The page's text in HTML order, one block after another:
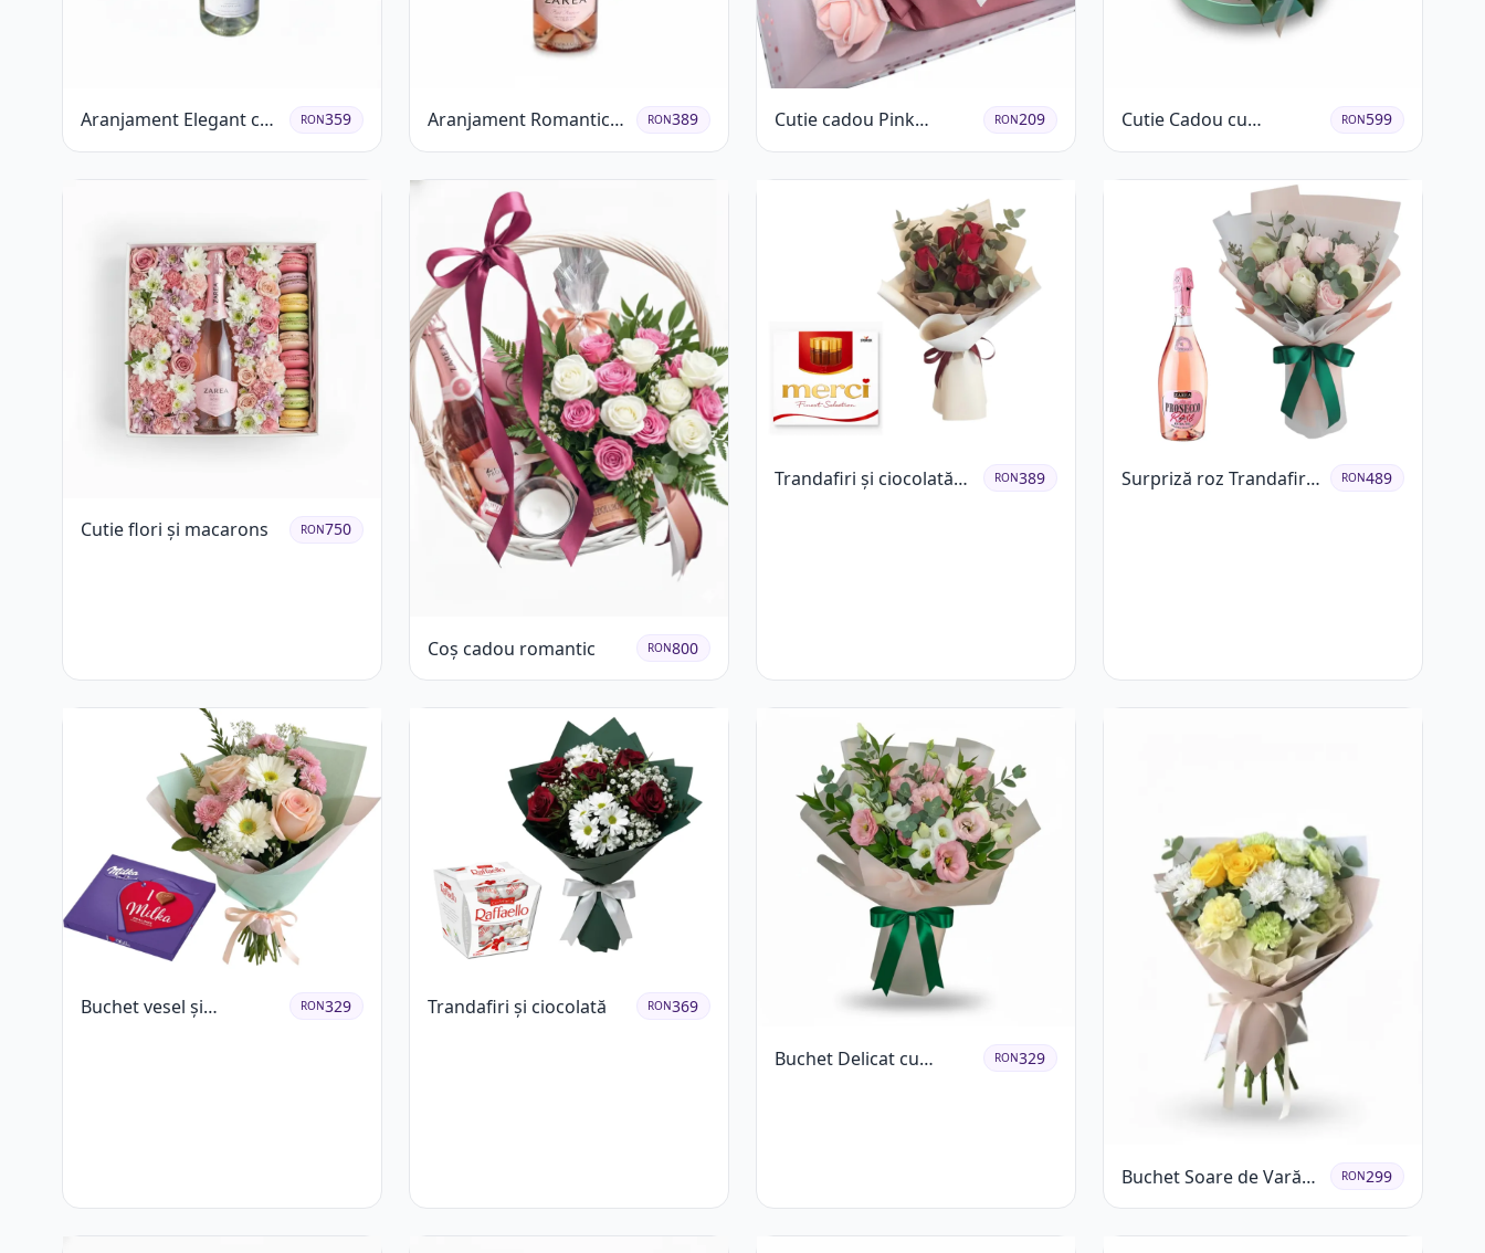
Aranjament Elegant cu
Prosecco și Flori
RON359
Aranjament Romantic
cu Trandafiri Roșii și
RON389
Cutie cadou Pink
Blossom Day
RON209
Cutie Cadou cu
Prosecco Mionetto
RON599
Cutie flori și macarons RON750
Coș cadou romantic RON800
Trandafiri și ciocolată
RON389
Surpriză roz Trandafiri
RON489
Buchet vesel și
RON329 Trandafiri și ciocolată RON369
Buchet Delicat cu
RON329
Buchet Soare de Vară
cu Trandafiri Galbeni și
RON299